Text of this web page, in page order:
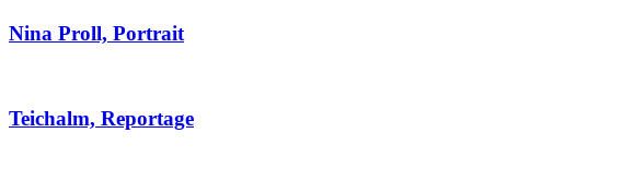
Nina Proll, Portrait
Teichalm, Reportage